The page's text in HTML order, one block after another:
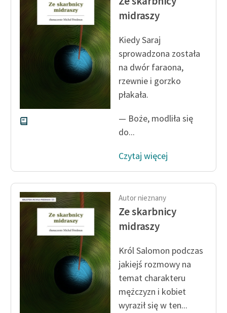
Ręce pełne poezji
Kolekcje edukacyjne
twórców przechodzących
do domeny publicznej,
lektur szkolnych oraz
Starego Testamentu
Szkoła Poezji Wolnych
O projekcie
Zasady wykorzystania
Wolnych Lektur
midraszy
Kiedy Saraj
sprowadzona została
na dwór faraona,
rzewnie i gorzko
płakała.
— Boże, modliła się
do...
Czytaj więcej
Autor nieznany
Ze skarbnicy
midraszy
Król Salomon podczas
jakiejś rozmowy na
temat charakteru
mężczyzn i kobiet
wyraził się w ten...